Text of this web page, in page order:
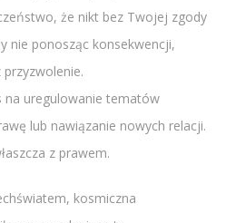
że nikt bez Twojej zgody
nie ponosząc konsekwencji,
na uregulowanie tematów
lub nawiązanie nowych relacji.
z prawem.
kosmiczna